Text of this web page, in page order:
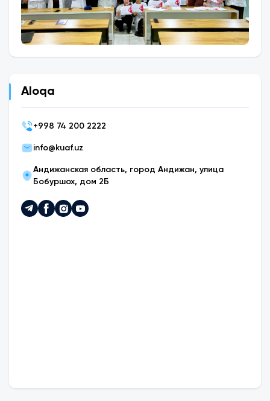
Aloqa
+998 74 200 2222
info@kuaf.uz
Андижанская область, город Андижан, улица
Бобуршох, дом 2Б